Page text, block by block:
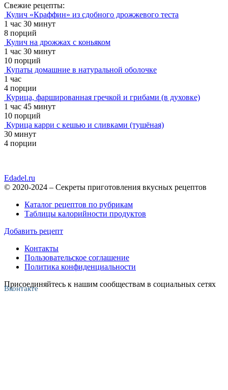
Свежие рецепты:
Кулич «Краффин» из сдобного дрожжевого теста
1 час 30 минут
8 порций
Кулич на дрожжах с коньяком
1 час 30 минут
10 порций
Купаты домашние в натуральной оболочке
1 час
4 порции
Курица, фаршированная гречкой и грибами (в духовке)
1 час 45 минут
10 порций
Курица карри с кешью и сливками (тушёная)
30 минут
4 порции
Edadel.ru
© 2020-2024 – Секреты приготовления вкусных рецептов
Каталог рецептов по рубрикам
Таблицы калорийности продуктов
Добавить рецепт
Контакты
Пользовательское соглашение
Политика конфиденциальности
Присоединяйтесь к нашим сообществам в социальных сетях
Вконтакте